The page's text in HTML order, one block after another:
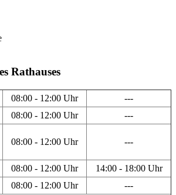
Rathauses
08:00 - 12:00 Uhr
---
08:00 - 12:00 Uhr ---
08:00 - 12:00 Uhr ---
08:00 - 12:00 Uhr
14:00 - 18:00 Uhr
08:00 - 12:00 Uhr ---